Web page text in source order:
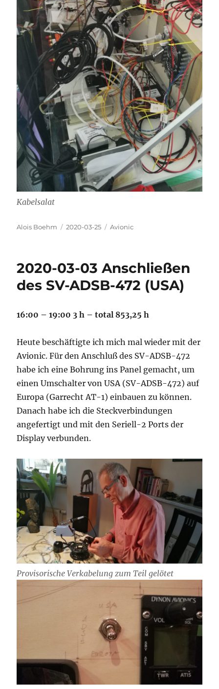
Kabelsalat
Autor
Alois Boehm
Veröffentlicht
2020-03-25 Kategorien
Avionic
2020-03-03 Anschließen
des SV-ADSB-472 (USA)
16:00 – 19:00 3 h – total 853,25 h
Heute beschäftigte ich mich mal wieder mit der
Avionic. Für den Anschluß des SV-ADSB-472
habe ich eine Bohrung ins Panel gemacht, um
einen Umschalter von USA (SV-ADSB-472) auf
Europa (Garrecht AT-1) einbauen zu können.
Danach habe ich die Steckverbindungen
angefertigt und mit den Seriell-2 Ports der
Display verbunden.
Provisorische Verkabelung zum Teil gelötet